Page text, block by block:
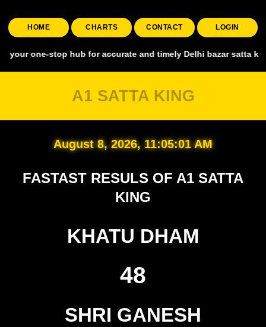
HOME CHARTS CONTACT LOGIN
stop hub for accurate and timely Delhi bazar satta king,
A1 SATTA KING
August 8, 2026, 11:05:02 AM
FASTAST RESULS OF A1 SATTA
KING
KHATU DHAM
48
SHRI GANESH